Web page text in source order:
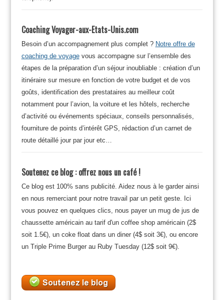
Coaching Voyager-aux-Etats-Unis.com
Besoin d’un accompagnement plus complet ? Notre offre de
coaching de voyagevous accompagne sur l’ensemble des
étapes de la préparation d’un séjour inoubliable : création d’un
itinéraire sur mesure en fonction de votre budget et de vos
goûts, identification des prestataires au meilleur coût
notamment pour l’avion, la voiture et les hôtels, recherche
d’activité ou événements spéciaux, conseils personnalisés,
fourniture de points d’intérêt GPS, rédaction d’un carnet de
route détaillé jour par jour etc…
Soutenez ce blog : offrez nous un café !
Ce blog est 100% sans publicité. Aidez nous à le garder ainsi
en nous remerciant pour notre travail par un petit geste. Ici
vous pouvez en quelques clics, nous payer un mug de jus de
chaussette américain au tarif d'un coffee shop américain (2$
soit 1.5€), un coke float dans un diner (4$ soit 3€), ou encore
un Triple Prime Burger au Ruby Tuesday (12$ soit 9€).